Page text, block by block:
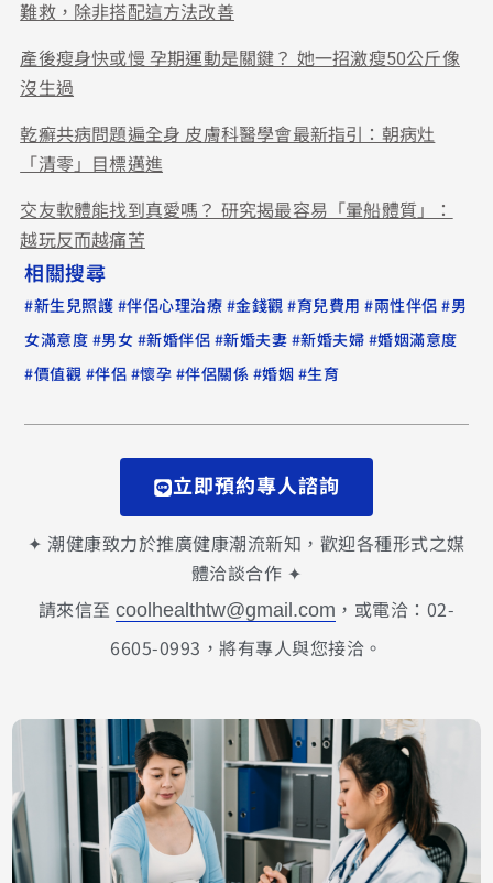
難救，除非搭配這方法改善
產後瘦身快或慢 孕期運動是關鍵？ 她一招激瘦50公斤像
沒生過
乾癬共病問題遍全身 皮膚科醫學會最新指引：朝病灶
「清零」目標邁進
交友軟體能找到真愛嗎？ 研究揭最容易「暈船體質」：
越玩反而越痛苦
相關搜尋
#新生兒照護 #伴侶心理治療 #金錢觀 #育兒費用 #兩性伴侶 #男
女滿意度 #男女 #新婚伴侶 #新婚夫妻 #新婚夫婦 #婚姻滿意度
#價值觀 #伴侶 #懷孕 #伴侶關係 #婚姻 #生育
立即預約專人諮詢
✦ 潮健康致力於推廣健康潮流新知，歡迎各種形式之媒
體洽談合作 ✦
請來信至coolhealthtw@gmail.com ，或電洽：02-
6605-0993，將有專人與您接洽。